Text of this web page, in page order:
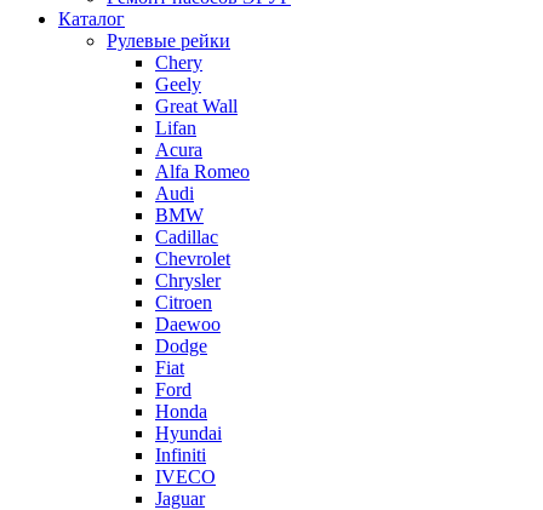
Каталог
Рулевые рейки
Chery
Geely
Great Wall
Lifan
Acura
Alfa Romeo
Audi
BMW
Cadillac
Chevrolet
Chrysler
Citroen
Daewoo
Dodge
Fiat
Ford
Honda
Hyundai
Infiniti
IVECO
Jaguar